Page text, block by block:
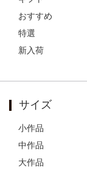
おすすめ
特選
新入荷
サイズ
小作品
中作品
大作品